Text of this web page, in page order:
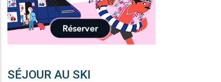
SÉJOUR AU SKI